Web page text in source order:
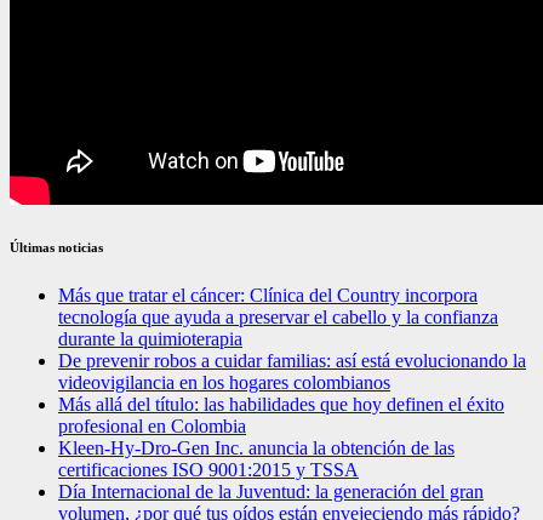
Últimas noticias
Más que tratar el cáncer: Clínica del Country incorpora
tecnología que ayuda a preservar el cabello y la confianza
durante la quimioterapia
De prevenir robos a cuidar familias: así está evolucionando la
videovigilancia en los hogares colombianos
Más allá del título: las habilidades que hoy definen el éxito
profesional en Colombia
Kleen-Hy-Dro-Gen Inc. anuncia la obtención de las
certificaciones ISO 9001:2015 y TSSA
Día Internacional de la Juventud: la generación del gran
volumen, ¿por qué tus oídos están envejeciendo más rápido?